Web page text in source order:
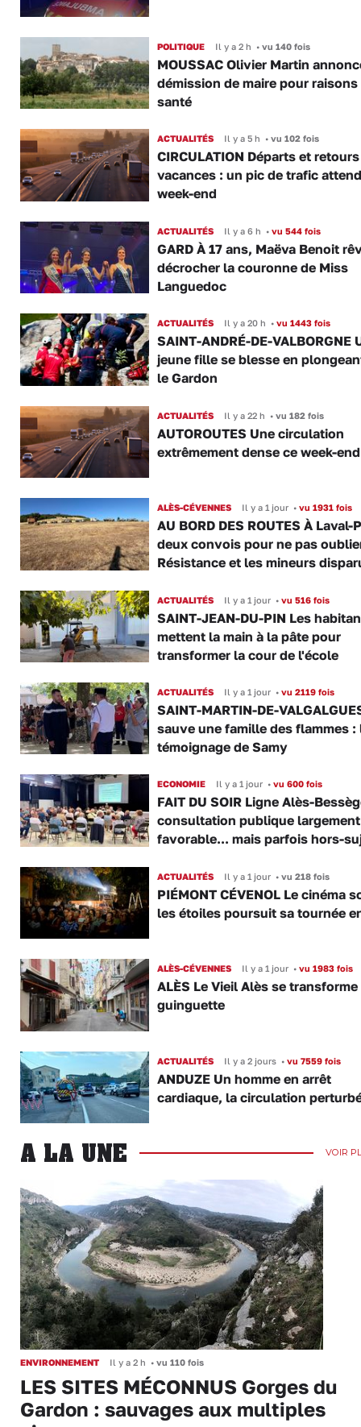
POLITIQUE Il y a 2 h •vu 140 fois
MOUSSAC Olivier Martin
démission de maire pour raisons
santé
ACTUALITÉS Il y a 5 h •vu 102 fois
CIRCULATION Départs et
vacances : un pic de trafic
week-end
ACTUALITÉS Il y a 6 h •vu 544 fois
GARD À 17 ans, Maëva Benoit
décrocher la couronne de Miss
Languedoc
ACTUALITÉS Il y a 20 h •vu 1443 fois
SAINT-ANDRÉ-DE-VALBORGNE
jeune fille se blesse en
le Gardon
ACTUALITÉS Il y a 22 h •vu 182 fois
AUTOROUTES Une circulation
extrêmement dense ce week-end
ALÈS-CÉVENNES Il y a 1 jour •vu 1931 fois
AU BORD DES ROUTES À Laval-
deux convois pour ne pas
Résistance et les mineurs
ACTUALITÉS Il y a 1 jour •vu 516 fois
SAINT-JEAN-DU-PIN Les
mettent la main à la pâte pour
transformer la cour de l'école
ACTUALITÉS Il y a 1 jour •vu 2119 fois
SAINT-MARTIN-DE-
sauve une famille des flammes :
témoignage de Samy
ECONOMIE Il y a 1 jour •vu 600 fois
FAIT DU SOIR Ligne Alès-
consultation publique largement
favorable... mais parfois hors-
ACTUALITÉS Il y a 1 jour •vu 218 fois
PIÉMONT CÉVENOL Le cinéma
les étoiles poursuit sa tournée
ALÈS-CÉVENNES Il y a 1 jour •vu 1983 fois
ALÈS Le Vieil Alès se transforme
guinguette
ACTUALITÉS Il y a 2 jours •vu 7559 fois
ANDUZE Un homme en arrêt
cardiaque, la circulation
A LA UNE VOIR
ENVIRONNEMENT Il y a 2 h • vu 110 fois
LES SITES MÉCONNUS Gorges du
Gardon : sauvages aux multiples